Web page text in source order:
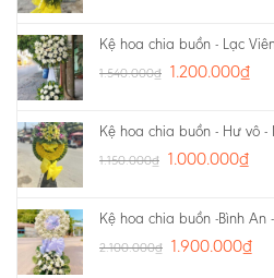
Kệ hoa chia buồn - Lạc
1.540.000₫ 1.200.000₫
Kệ hoa chia buồn - Hư vô -
1.150.000₫ 1.000.000₫
Kệ hoa chia buồn -Bình An
2.100.000₫ 1.900.000₫